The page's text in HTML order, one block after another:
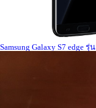
Samsung Galaxy S7 edge